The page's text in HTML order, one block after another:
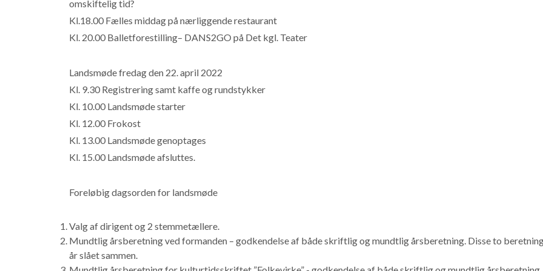
omskiftelig tid?
Kl.18.00 Fælles middag på nærliggende restaurant
Kl. 20.00 Balletforestilling– DANS2GO på Det kgl. Teater
Landsmøde fredag den 22. april 2022
Kl. 9.30 Registrering samt kaffe og rundstykker
Kl. 10.00 Landsmøde starter
Kl. 12.00 Frokost
Kl. 13.00 Landsmøde genoptages
Kl. 15.00 Landsmøde afsluttes.
Foreløbig dagsorden for landsmøde
Valg af dirigent og 2 stemmetællere.
Mundtlig årsberetning ved formanden – godkendelse af både skriftlig og mundtlig årsberetning. Disse to
år slået sammen.